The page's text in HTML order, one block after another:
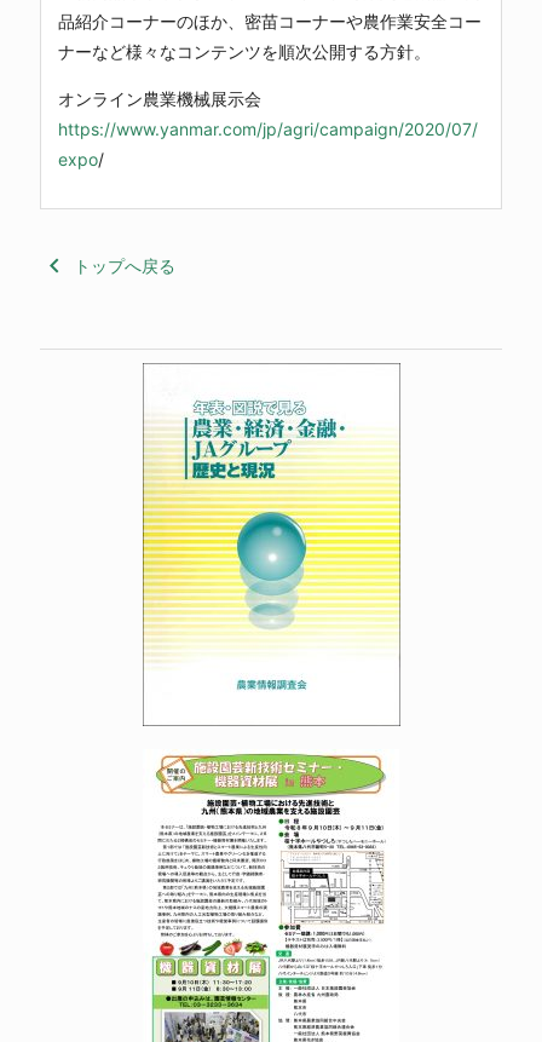
品紹介コーナーのほか、密苗コーナーや農作業安全コー
ナーなど様々なコンテンツを順次公開する方針。
オンライン農業機械展示会
https://www.yanmar.com/jp/agri/campaign/2020/07/
expo/
keyboard_arrow_left トップへ戻る